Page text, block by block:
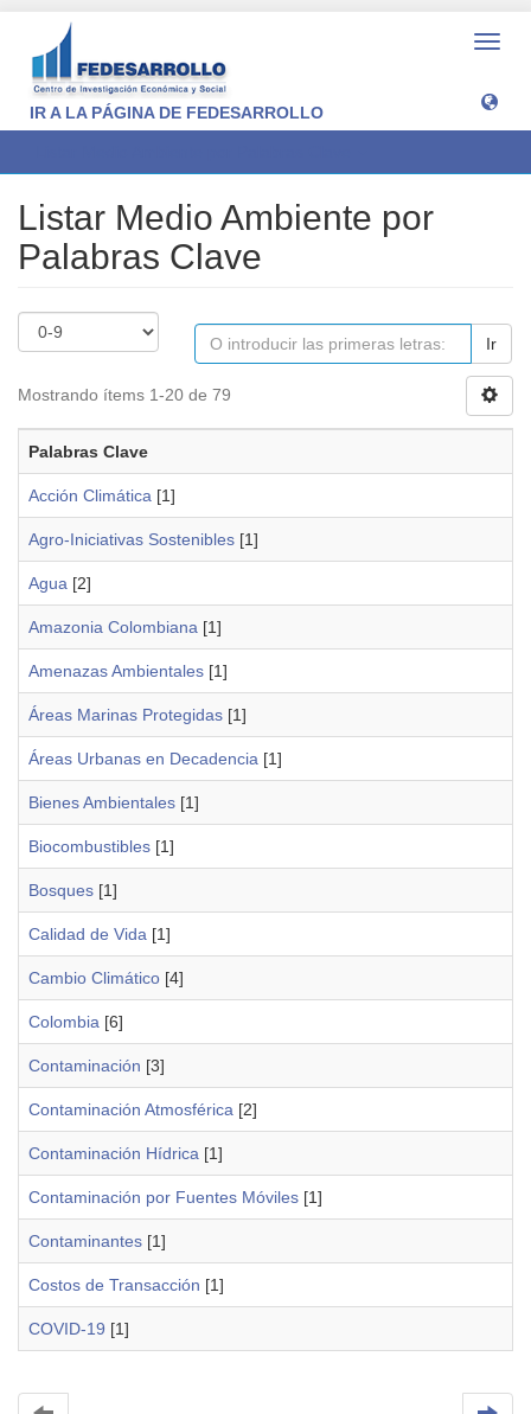
IR A LA PÁGINA DE FEDESARROLLO
Listar Medio Ambiente por
Palabras Clave
Ir
Mostrando ítems 1-20 de 79
Palabras Clave
Acción Climática [1]
Agro-Iniciativas Sostenibles [1]
Agua [2]
Amazonia Colombiana [1]
Amenazas Ambientales [1]
Áreas Marinas Protegidas [1]
Áreas Urbanas en Decadencia [1]
Bienes Ambientales [1]
Biocombustibles [1]
Bosques [1]
Calidad de Vida [1]
Cambio Climático [4]
Colombia [6]
Contaminación [3]
Contaminación Atmosférica [2]
Contaminación Hídrica [1]
Contaminación por Fuentes Móviles [1]
Contaminantes [1]
Costos de Transacción [1]
COVID-19 [1]